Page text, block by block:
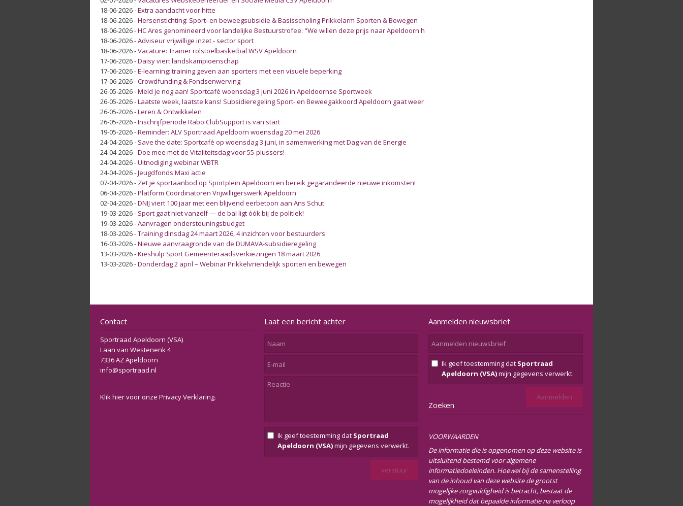
18-06-2026-Extra aandacht voor hitte
18-06-2026-Hersenstichting: Sport- en beweegsubsidie & Basisscholing Prikkelarm Sporten & Bewegen
18-06-2026-HC Ares genomineerd voor landelijke Bestuurstrofee: "We willen deze prijs naar Apeldoorn halen"
18-06-2026-Adviseur vrijwillige inzet - sector sport
18-06-2026-Vacature: Trainer rolstoelbasketbal WSV Apeldoorn
17-06-2026-Daisy viert landskampioenschap
17-06-2026-E-learning: training geven aan sporters met een visuele beperking
17-06-2026-Crowdfunding & Fondsenwerving
26-05-2026-Meld je nog aan! Sportcafé woensdag 3 juni 2026 in Apeldoornse Sportweek
26-05-2026-Laatste week, laatste kans! Subsidieregeling Sport- en Beweegakkoord Apeldoorn gaat weer open
26-05-2026-Leren & Ontwikkelen
26-05-2026-Inschrijfperiode Rabo ClubSupport is van start
19-05-2026-Reminder: ALV Sportraad Apeldoorn woensdag 20 mei 2026
24-04-2026- Save the date: Sportcafé op woensdag 3 juni, in samenwerking met Dag van de Energie
24-04-2026-Doe mee met de Vitaliteitsdag voor 55-plussers!
24-04-2026-Uitnodiging webinar WBTR
24-04-2026-Jeugdfonds Maxi actie
07-04-2026- Zet je sportaanbod op Sportplein Apeldoorn en bereik gegarandeerde nieuwe inkomsten!
06-04-2026-Platform Coördinatoren Vrijwilligerswerk Apeldoorn
02-04-2026-DNIJ viert 100 jaar met een blijvend eerbetoon aan Ans Schut
19-03-2026- Sport gaat niet vanzelf — de bal ligt óók bij de politiek!
19-03-2026-Aanvragen ondersteuningsbudget
18-03-2026-Training dinsdag 24 maart 2026, 4 inzichten voor bestuurders
16-03-2026-Nieuwe aanvraagronde van de DUMAVA-subsidieregeling
13-03-2026-Kieshulp Sport Gemeenteraadsverkiezingen 18 maart 2026
13-03-2026-Donderdag 2 april – Webinar Prikkelvriendelijk sporten en bewegen
Contact
Sportraad Apeldoorn (VSA)
Laan van Westenenk 4
7336 AZ Apeldoorn
info@sportraad.nl
Klikhiervoor onze Privacy Verklaring.
Laat een bericht achter
Ik geef toestemming dat Sportraad
Apeldoorn (VSA)mijn gegevens verwerkt.
Aanmelden nieuwsbrief
Ik geef toestemming dat Sportraad
Apeldoorn (VSA)mijn gegevens verwerkt.
Zoeken
VOORWAARDEN
De informatie die is opgenomen op deze website is
uitsluitend bestemd voor algemene
informatiedoeleinden. Hoewel bij de samenstelling
van de inhoud van deze website de grootst
mogelijke zorgvuldigheid is betracht, bestaat de
mogelijkheid dat bepaalde informatie na verloop